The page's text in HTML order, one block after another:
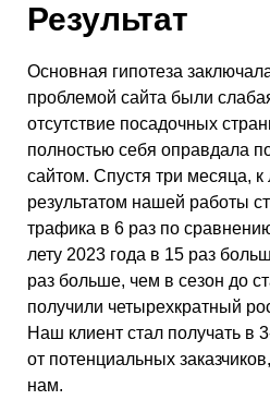
Результат
Основная гипотеза
проблемой сайта были
отсутствие посадочных
полностью себя оправдала
сайтом. Спустя три месяца, к
результатом нашей работы
трафика в 6 раз по
лету 2023 года в 15 раз
раз больше, чем в сезон до
получили четырехкратный
Наш клиент стал получать в
от потенциальных
нам.